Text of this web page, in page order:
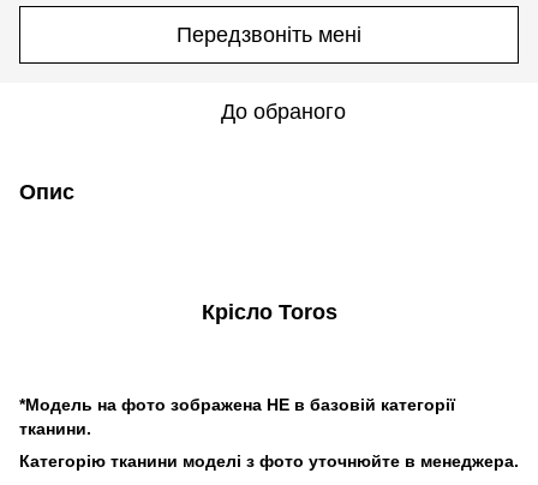
Передзвоніть мені
До обраного
Опис
Крісло Toros
*Модель на фото зображена НЕ в базовій категорії
тканини.
Категорію тканини моделі з фото уточнюйте в менеджера.